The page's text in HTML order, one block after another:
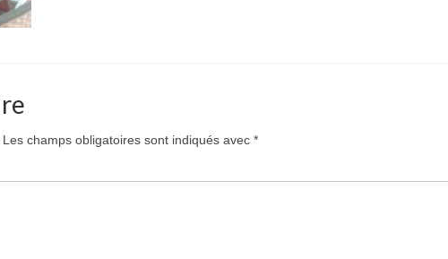
Les champs obligatoires sont indiqués avec *